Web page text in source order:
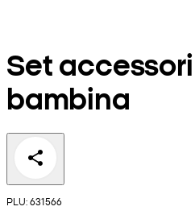
Set
bambina
PLU: 631566